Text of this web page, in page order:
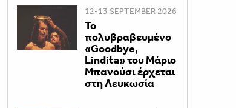
12-13 SEPTEMBER 2026
Το
πολυβραβευμένο
«Goodbye,
Lindita» του Μάριο
Μπανούσι έρχεται
στη Λευκωσία